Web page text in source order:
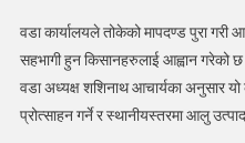
वडा कार्यालयले तोकेको मापदण्ड पुरा गरी
सहभागी हुन किसानहरुलाई आह्वान गरेको
वडा अध्यक्ष शशिनाथ आचार्यका अनुसार
प्रोत्साहन गर्ने र स्थानीयस्तरमा आलु